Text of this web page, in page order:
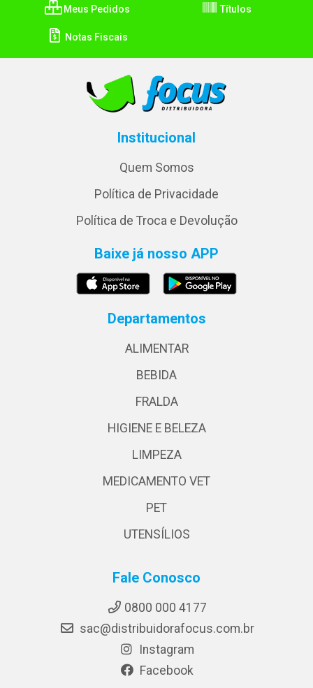
Meus Pedidos Títulos
Notas Fiscais
Institucional
Quem Somos
Política de Privacidade
Política de Troca e Devolução
Baixe já nosso APP
Departamentos
ALIMENTAR
BEBIDA
FRALDA
HIGIENE E BELEZA
LIMPEZA
MEDICAMENTO VET
PET
UTENSÍLIOS
Fale Conosco
0800 000 4177
sac@distribuidorafocus.com.br
Instagram
Facebook